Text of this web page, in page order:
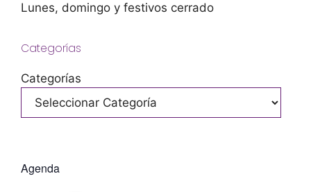
Lunes, domingo y festivos cerrado
Categorías
Categorías
Agenda